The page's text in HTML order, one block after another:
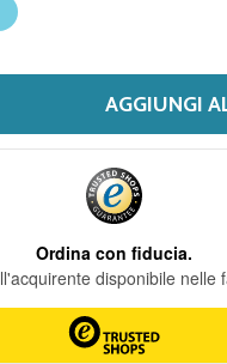
FIT THERAPY CER
DI FIT THERAPY
AGGIUNGI